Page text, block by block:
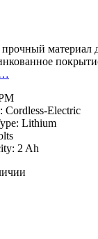
материал
Cordless-Electric
Lithium
2 Ah